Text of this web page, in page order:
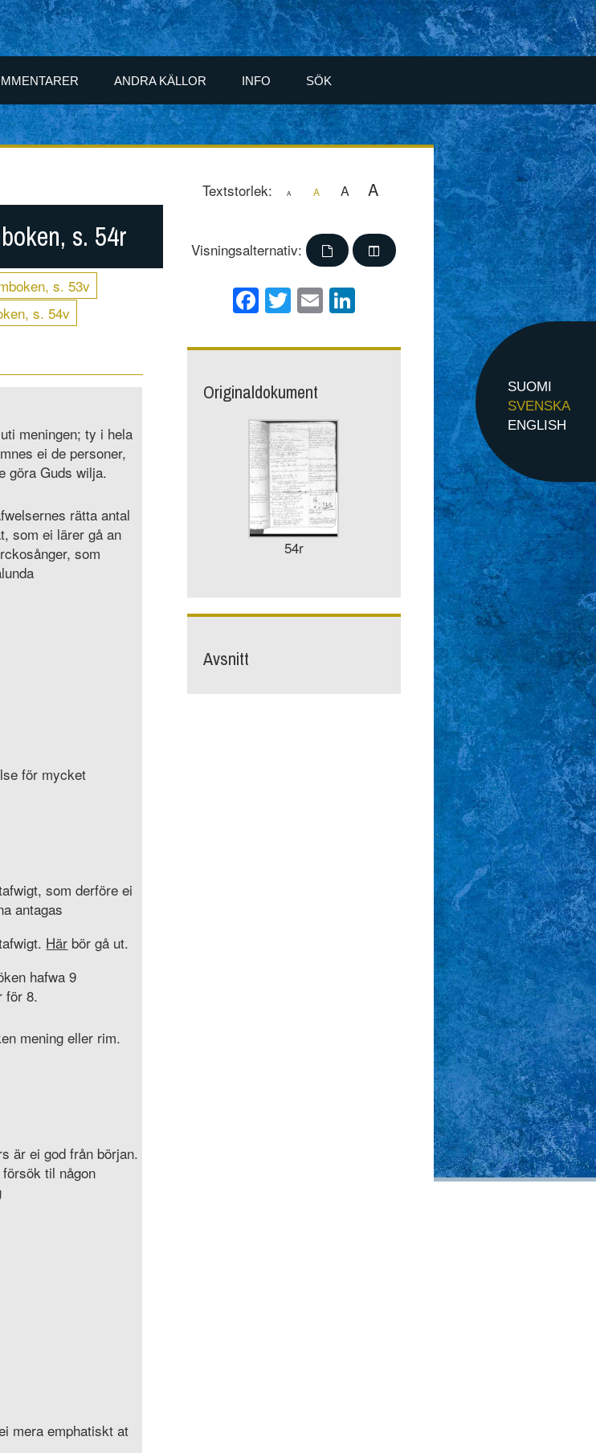
ANDRA KÄLLOR INFO SÖK
SUOMI
SVENSKA
ENGLISH
s. 54r
s. 53v
s. 54v
Textstorlek: A A A A
Visningsalternativ:
Facebook
Twitter
EmailLinkedIn
meningen; ty i hela
ei de personer,
göra Guds wilja.
rätta antal
som ei lärer gå an
som
för mycket
som derföre ei
antagas
Här bör gå ut.
hafwa 9
för 8.
mening eller rim.
är ei god från början.
til någon
mera emphatiskt at
Originaldokument
54r
Avsnitt